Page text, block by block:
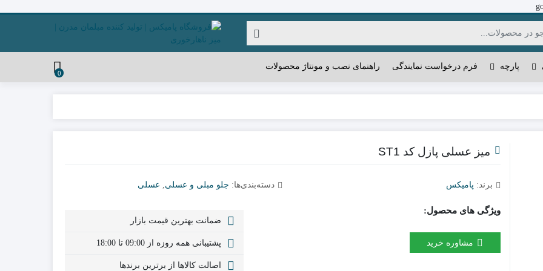
پارچه فرم درخواست نمایندگی راهنمای نصب و مونتاژ محصولات
0
میز عسلی پازل کد ST1
برند: پامیکس دسته‌بندی‌ها: جلو مبلی و عسلی, عسلی
ویژگی های محصول:
مشاوره خرید
ضمانت بهترین قیمت بازار
پشتیبانی همه روزه از 09:00 تا 18:00
اصالت کالاها از برترین برندها